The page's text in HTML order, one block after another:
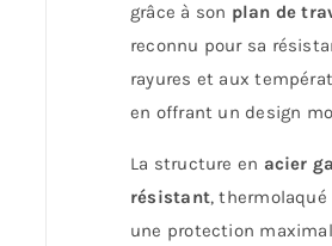
grâce à son plan de
reconnu pour sa
rayures et aux
en offrant un design
La structure en acier
résistant, thermolaqué
une protection